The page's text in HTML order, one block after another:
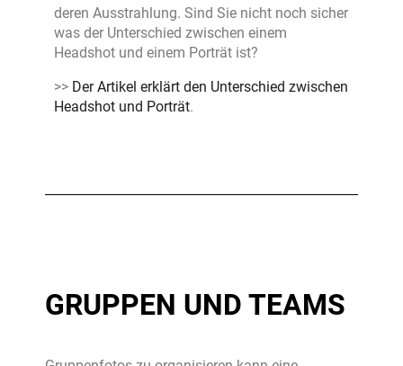
deren Ausstrahlung. Sind Sie nicht noch sicher
was der Unterschied zwischen einem
Headshot und einem Porträt ist?
>> Der Artikel erklärt den Unterschied zwischen
Headshot und Porträt.
GRUPPEN UND TEAMS